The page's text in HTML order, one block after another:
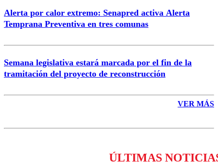
Alerta por calor extremo: Senapred activa Alerta
Temprana Preventiva en tres comunas
Semana legislativa estará marcada por el fin de la
tramitación del proyecto de reconstrucción
VER MÁS
ÚLTIMAS